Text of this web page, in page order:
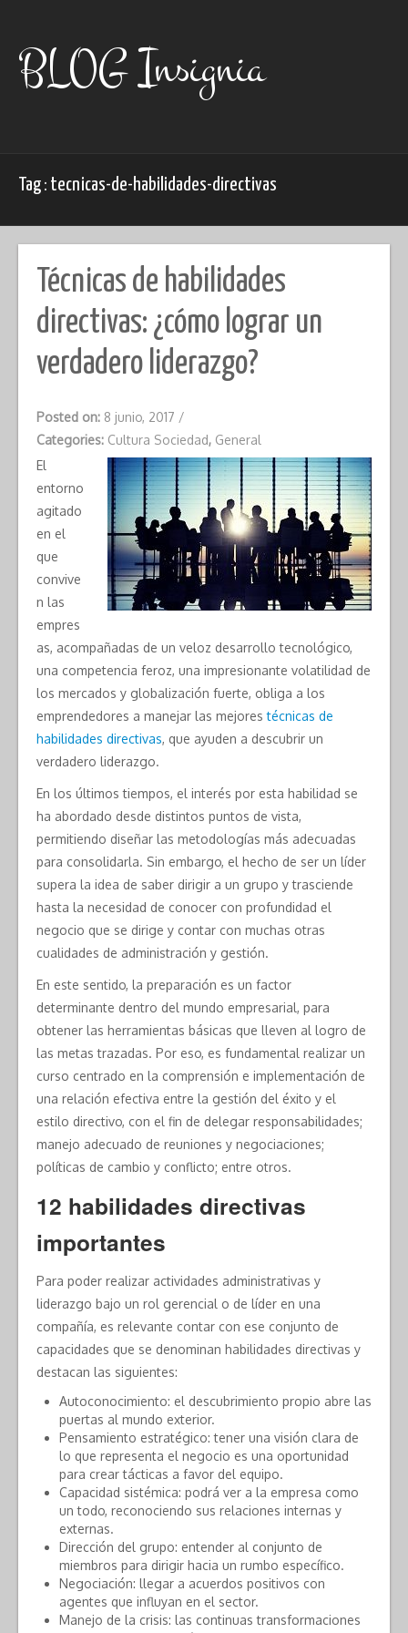
contentBLOG Insignia
Tag : tecnicas-de-habilidades-directivas
Técnicas de habilidades
directivas: ¿cómo lograr un
verdadero liderazgo?
Posted on: 8 junio, 2017 /
Categories: Cultura Sociedad, General
El
entorno
agitado
en el
que
convive
n las
empres
as, acompañadas de un veloz desarrollo tecnológico,
una competencia feroz, una impresionante volatilidad de
los mercados y globalización fuerte, obliga a los
emprendedores a manejar las mejorestécnicas de
habilidades directivas, que ayuden a descubrir un
verdadero liderazgo.
En los últimos tiempos, el interés por esta habilidad se
ha abordado desde distintos puntos de vista,
permitiendo diseñar las metodologías más adecuadas
para consolidarla. Sin embargo, el hecho de ser un líder
supera la idea de saber dirigir a un grupo y trasciende
hasta la necesidad de conocer con profundidad el
negocio que se dirige y contar con muchas otras
cualidades de administración y gestión.
En este sentido, la preparación es un factor
determinante dentro del mundo empresarial, para
obtener las herramientas básicas que lleven al logro de
las metas trazadas. Por eso, es fundamental realizar un
curso centrado en la comprensión e implementación de
una relación efectiva entre la gestión del éxito y el
estilo directivo, con el fin de delegar responsabilidades;
manejo adecuado de reuniones y negociaciones;
políticas de cambio y conflicto; entre otros.
12 habilidades directivas
importantes
Para poder realizar actividades administrativas y
liderazgo bajo un rol gerencial o de líder en una
compañía, es relevante contar con ese conjunto de
capacidades que se denominan habilidades directivas y
destacan las siguientes:
Autoconocimiento: el descubrimiento propio abre las
puertas al mundo exterior.
Pensamiento estratégico: tener una visión clara de
lo que representa el negocio es una oportunidad
para crear tácticas a favor del equipo.
Capacidad sistémica: podrá ver a la empresa como
un todo, reconociendo sus relaciones internas y
externas.
Dirección del grupo: entender al conjunto de
miembros para dirigir hacia un rumbo específico.
Negociación: llegar a acuerdos positivos con
agentes que influyan en el sector.
Manejo de la crisis: las continuas transformaciones